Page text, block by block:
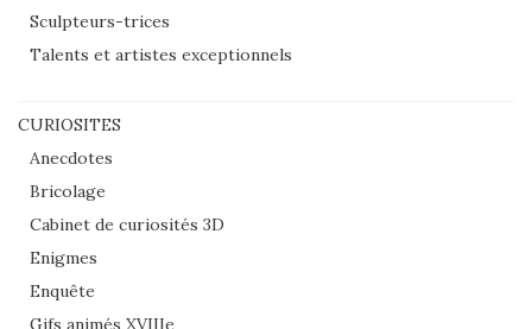
Sculpteurs-trices
Talents et artistes exceptionnels
CURIOSITES
Anecdotes
Bricolage
Cabinet de curiosités 3D
Enigmes
Enquête
Gifs animés XVIIIe